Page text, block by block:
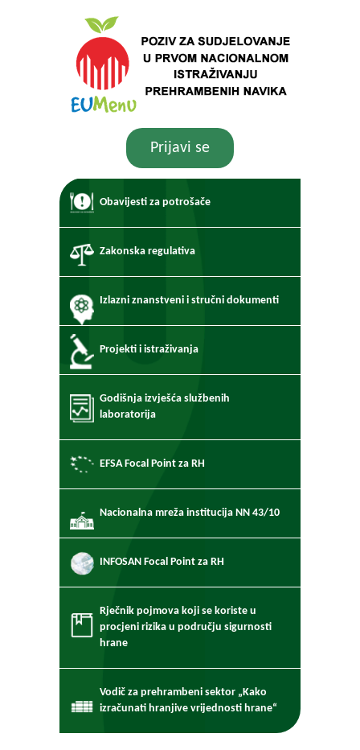
Prijavi se
Obavijesti za potrošače
Zakonska regulativa
Izlazni znanstveni i stručni dokumenti
Projekti i istraživanja
Godišnja izvješća službenih
laboratorija
EFSA Focal Point za RH
Nacionalna mreža institucija NN 43/10
INFOSAN Focal Point za RH
Rječnik pojmova koji se koriste u
procjeni rizika u području sigurnosti
hrane
Vodič za prehrambeni sektor „Kako
izračunati hranjive vrijednosti hrane“